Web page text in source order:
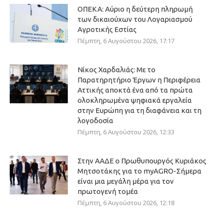
ΟΠΕΚΑ: Αύριο η δεύτερη πληρωμή
των δικαιούχων του Λογαριασμού
Αγροτικής Εστίας
Πέμπτη, 6 Αυγούστου 2026, 17:17
Νίκος Χαρδαλιάς: Με το
Παρατηρητήριο Έργων η Περιφέρεια
Αττικής αποκτά ένα από τα πρώτα
ολοκληρωμένα ψηφιακά εργαλεία
στην Ευρώπη για τη διαφάνεια και τη
λογοδοσία
Πέμπτη, 6 Αυγούστου 2026, 12:33
Στην ΑΑΔΕ ο Πρωθυπουργός Κυριάκος
Μητσοτάκης για το myAGRO-Σήμερα
είναι μια μεγάλη μέρα για τον
πρωτογενή τομέα
Πέμπτη, 6 Αυγούστου 2026, 12:18